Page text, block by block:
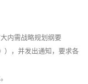
内需战略规划纲要
），并发出通知，要求各